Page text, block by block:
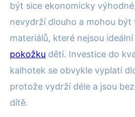
být sice ekonomicky
nevydrží dlouho a mohou být
materiálů, které nejsou
pokožku dětí. Investice do
kalhotek se obvykle vyplatí
protože vydrží déle a jsou
dítě.